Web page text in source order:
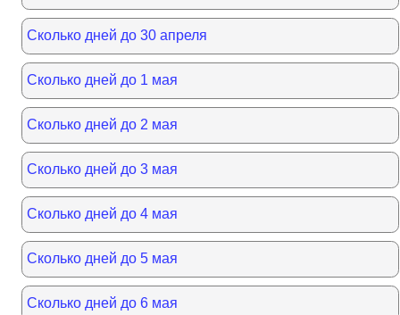
Сколько дней до 30 апреля
Сколько дней до 1 мая
Сколько дней до 2 мая
Сколько дней до 3 мая
Сколько дней до 4 мая
Сколько дней до 5 мая
Сколько дней до 6 мая